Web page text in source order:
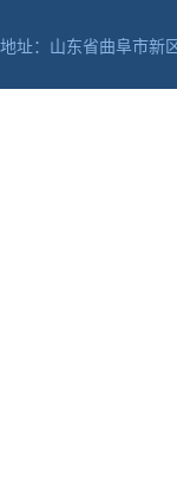
地址：山东省曲阜市新